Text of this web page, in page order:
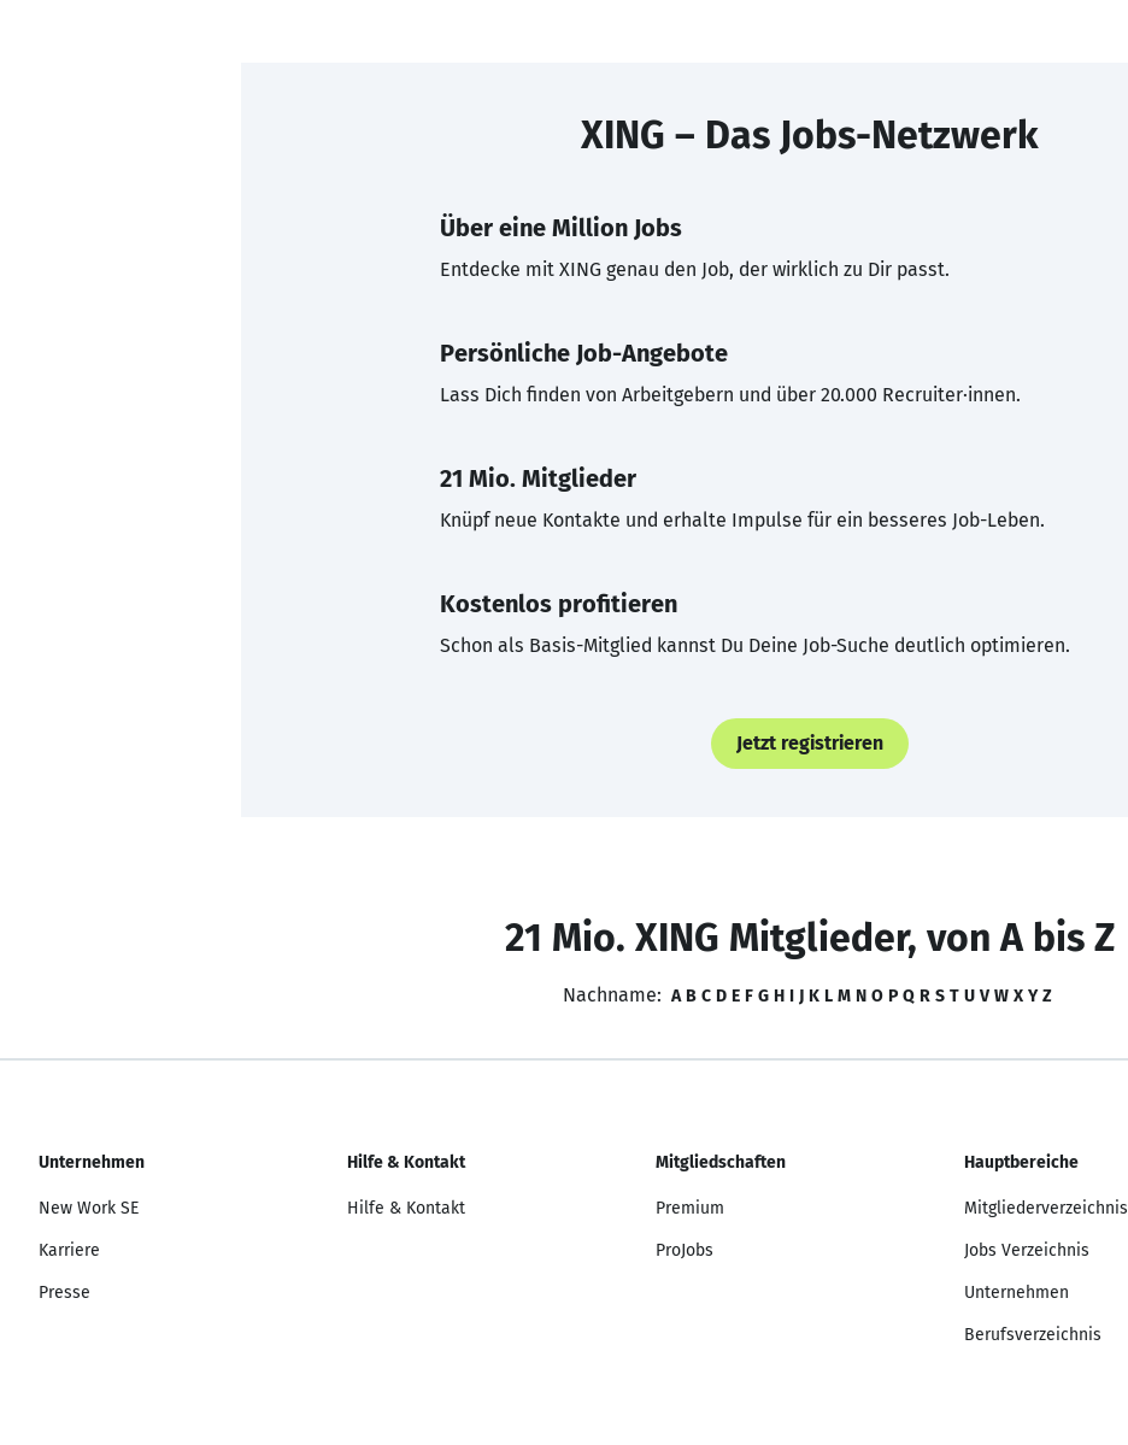
XING – Das Jobs-Netzwerk
Über eine Million Jobs
Entdecke mit XING genau den Job, der wirklich zu Dir passt.
Persönliche Job-Angebote
Lass Dich finden von Arbeitgebern und über 20.000 Recruiter·innen.
21 Mio. Mitglieder
Knüpf neue Kontakte und erhalte Impulse für ein besseres Job-Leben.
Kostenlos profitieren
Schon als Basis-Mitglied kannst Du Deine Job-Suche deutlich optimieren.
Jetzt registrieren
21 Mio. XING Mitglieder, von A bis Z
Nachname: A B C D E F G H I J K L M N O P Q R S T U V W X Y Z
Unternehmen
New Work SE
Karriere
Presse
Hilfe & Kontakt
Hilfe & Kontakt
Mitgliedschaften
Premium
ProJobs
Hauptbereiche
Mitgliederverzeichnis
Jobs Verzeichnis
Unternehmen
Berufsverzeichnis